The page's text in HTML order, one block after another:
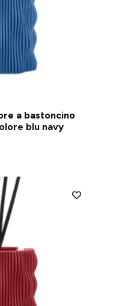
a bastoncino
blu navy